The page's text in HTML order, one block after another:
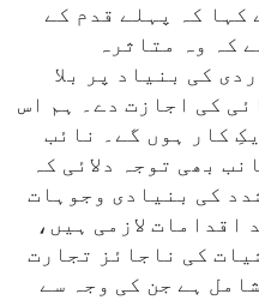
کہا کہ پہلے قدم کے
کہ وہ متاثرہ
کی بنیاد پر بلا
کی اجازت دے۔ ہم اس
کار ہوں گے۔ نائب
بھی توجہ دلائی کہ
کی بنیادی وجوہات
اقدامات لازمی ہیں،
کی ناجائز تجارت
ہے جن کی وجہ سے